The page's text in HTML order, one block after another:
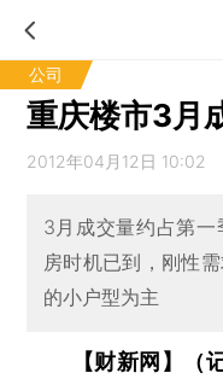
公司
重庆楼市3月
2012年04月12日 10:02
3月成交量约占第
房时机已到，刚性
的小户型为主
【财新网】（